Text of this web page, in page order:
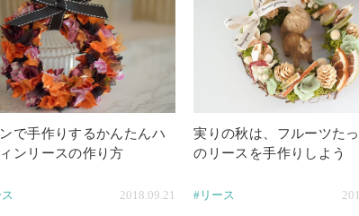
で手作りするかんたんハ
ンリースの作り方
2018.09.21
実りの秋は、フルーツた
のリースを手作りしよう
#リース